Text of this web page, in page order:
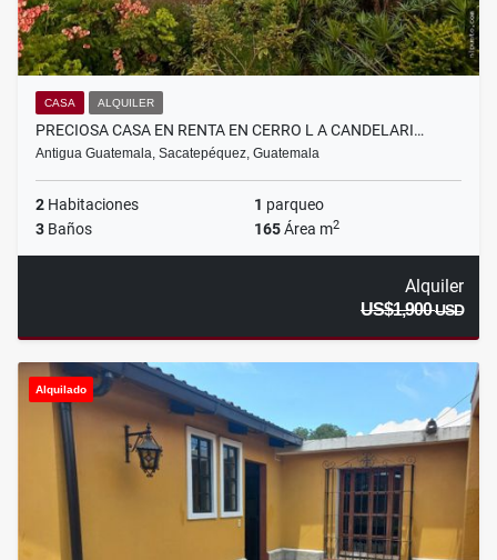
CASA ALQUILER
PRECIOSA CASA EN RENTA EN CERRO L A CANDELARI…
Antigua Guatemala, Sacatepéquez, Guatemala
2 Habitaciones 1 parqueo
3 Baños 165Área m2
Alquiler
US$1,900USD
Alquilado